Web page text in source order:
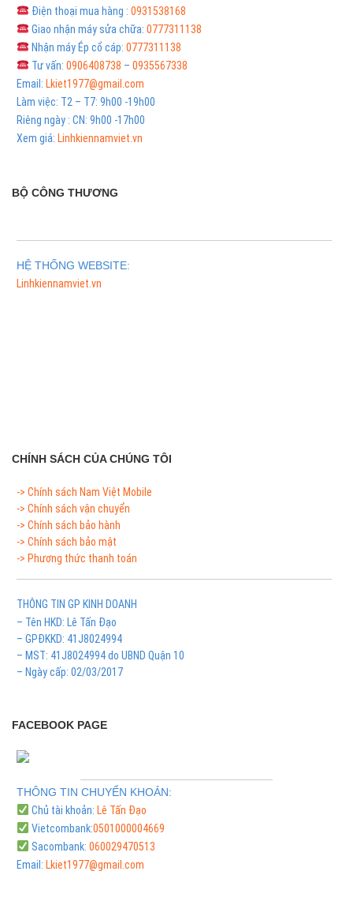
Điện thoại mua hàng : 0931538168
Giao nhận máy sửa chữa: 0777311138
Nhận máy Ép cổ cáp: 0777311138
Tư vấn: 0906408738 – 0935567338
Email: Lkiet1977@gmail.com
Làm việc: T2 – T7: 9h00 -19h00
Riêng ngày : CN: 9h00 -17h00
Xem giá: Linhkiennamviet.vn
BỘ CÔNG THƯƠNG
HỆ THỐNG WEBSITE:
Linhkiennamviet.vn
CHÍNH SÁCH CỦA CHÚNG TÔI
-> Chính sách Nam Việt Mobile
-> Chính sách vận chuyển
-> Chính sách bảo hành
-> Chính sách bảo mật
-> Phương thức thanh toán
THÔNG TIN GP KINH DOANH
– Tên HKD: Lê Tấn Đạo
– GPĐKKD: 41J8024994
– MST: 41J8024994 do UBND Quận 10
– Ngày cấp: 02/03/2017
FACEBOOK PAGE
THÔNG TIN CHUYỂN KHOẢN:
Chủ tài khoản: Lê Tấn Đạo
Vietcombank:0501000004669
Sacombank: 060029470513
Email: Lkiet1977@gmail.com